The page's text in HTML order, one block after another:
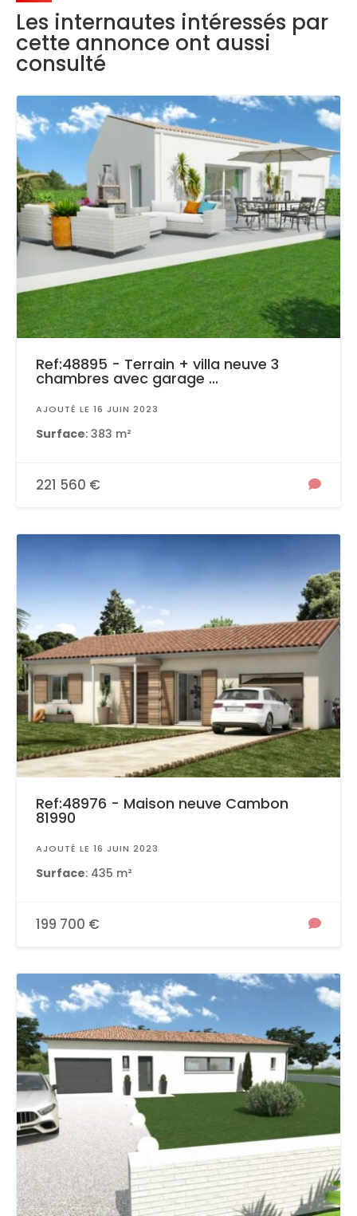
Les internautes intéressés par
cette annonce ont aussi
consulté
Ref:48895 - Terrain + villa neuve 3
chambres avec garage ...
AJOUTÉ LE 16 JUIN 2023
Surface: 383 m²
221 560 €
Ref:48976 - Maison neuve Cambon
81990
AJOUTÉ LE 16 JUIN 2023
Surface: 435 m²
199 700 €